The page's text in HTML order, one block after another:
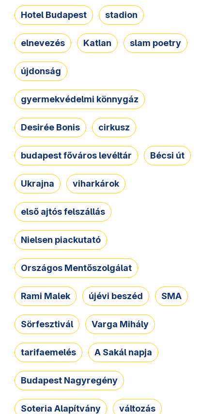
Hotel Budapest stadion
elnevezés Katlan slam poetry
újdonság
gyermekvédelmi könnygáz
Desirée Bonis cirkusz
budapest főváros levéltár Bécsi út
Ukrajna viharkárok
első ajtós felszállás
Nielsen piackutató
Országos Mentőszolgálat
Rami Malek újévi beszéd SMA
Sörfesztivál Varga Mihály
tarifaemelés A Sakál napja
Budapest Nagyregény
Soteria Alapítvány változás